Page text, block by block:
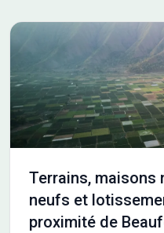
Terrains, maisons
neufs et
proximité de